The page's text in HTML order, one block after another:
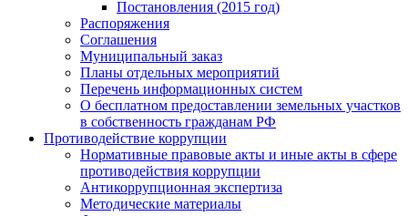
Постановления (2015 год)
Распоряжения
Соглашения
Муниципальный заказ
Планы отдельных мероприятий
Перечень информационных систем
О бесплатном предоставлении земельных участков
в собственность гражданам РФ
Противодействие коррупции
Нормативные правовые акты и иные акты в сфере
противодействия коррупции
Антикоррупционная экспертиза
Методические материалы